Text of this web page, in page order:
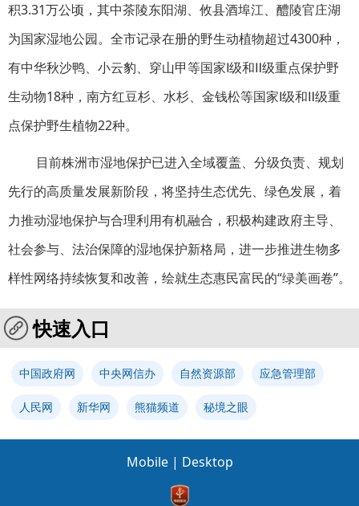
积3.31万公顷，其中茶陵东阳湖、攸县酒埠江、醴陵官庄湖
为国家湿地公园。全市记录在册的野生动植物超过4300种，
有中华秋沙鸭、小云豹、穿山甲等国家Ⅰ级和Ⅱ级重点保护野
生动物18种，南方红豆杉、水杉、金钱松等国家Ⅰ级和Ⅱ级重
点保护野生植物22种。
目前株洲市湿地保护已进入全域覆盖、分级负责、规划
先行的高质量发展新阶段，将坚持生态优先、绿色发展，着
力推动湿地保护与合理利用有机融合，积极构建政府主导、
社会参与、法治保障的湿地保护新格局，进一步推进生物多
样性网络持续恢复和改善，绘就生态惠民富民的“绿美画卷”。
快速入口
中国政府网 中央网信办 自然资源部 应急管理部
人民网 新华网 熊猫频道 秘境之眼
Mobile | Desktop